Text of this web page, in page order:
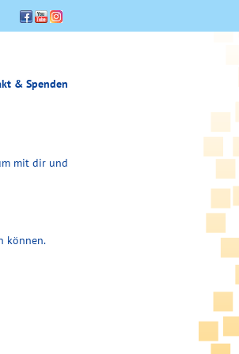
& Spenden
mit dir und
können.